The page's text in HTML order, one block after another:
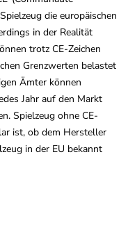
die europäischen
in der Realität
trotz CE-Zeichen
Grenzwerten belastet
Ämter können
Jahr auf den Markt
Spielzeug ohne CE-
ist, ob dem Hersteller
in der EU bekannt